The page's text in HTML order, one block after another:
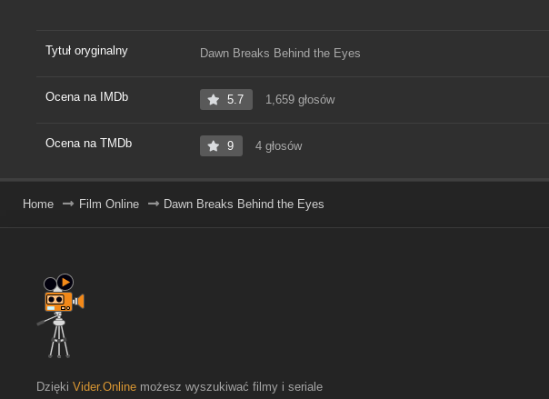
Tytuł oryginalny Dawn Breaks Behind the Eyes
Ocena na IMDb 5.7 1,659 głosów
Ocena na TMDb 9 4 głosów
Home Film Online Dawn Breaks Behind the Eyes
Dzięki Vider.Online możesz wyszukiwać filmy i seriale